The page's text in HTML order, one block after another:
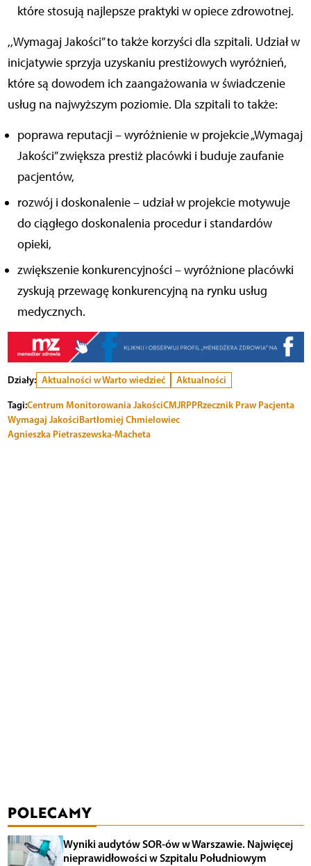
które stosują najlepsze praktyki w opiece zdrowotnej.
,,Wymagaj Jakości” to także korzyści dla szpitali. Udział w
inicjatywie sprzyja uzyskaniu prestiżowych wyróżnień,
które są dowodem ich zaangażowania w świadczenie
usług na najwyższym poziomie. Dla szpitali to także:
poprawa reputacji – wyróżnienie w projekcie „Wymagaj
Jakości” zwiększa prestiż placówki i buduje zaufanie
pacjentów,
rozwój i doskonalenie – udział w projekcie motywuje
do ciągłego doskonalenia procedur i standardów
opieki,
zwiększenie konkurencyjności – wyróżnione placówki
zyskują przewagę konkurencyjną na rynku usług
medycznych.
Działy: Aktualności w Warto wiedzieć
Aktualności
Tagi:Centrum Monitorowania JakościCMJRPPRzecznik Praw Pacjenta
Wymagaj JakościBartłomiej Chmielowiec
Agnieszka Pietraszewska-Macheta
POLECAMY
Wyniki audytów SOR-ów w Warszawie. Najwięcej
nieprawidłowości w Szpitalu Południowym